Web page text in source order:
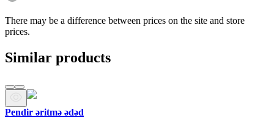
There may be a difference between prices on the site and store
prices.
Similar products
Pendir əritmə ədəd